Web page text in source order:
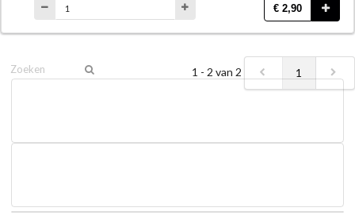
€ 2,90
1 - 2 van 2 1